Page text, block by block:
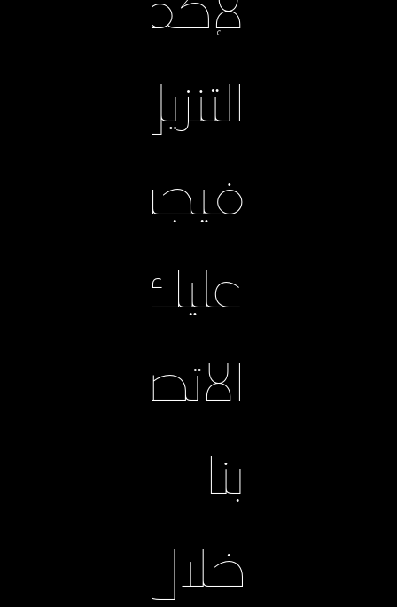
التنزيل،
فيجب
عليك
الاتصال
بنا
خلال